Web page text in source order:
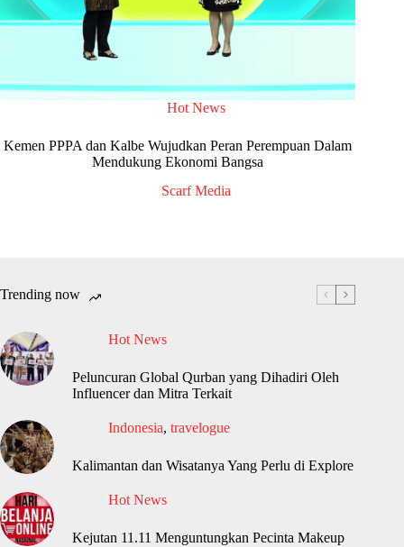
Hot News
Kemen PPPA dan Kalbe Wujudkan Peran Perempuan Dalam
Mendukung Ekonomi Bangsa
Scarf Media
Trending now
Hot News
Peluncuran Global Qurban yang Dihadiri Oleh
Influencer dan Mitra Terkait
Indonesia, travelogue
Kalimantan dan Wisatanya Yang Perlu di Explore
Hot News
Kejutan 11.11 Menguntungkan Pecinta Makeup